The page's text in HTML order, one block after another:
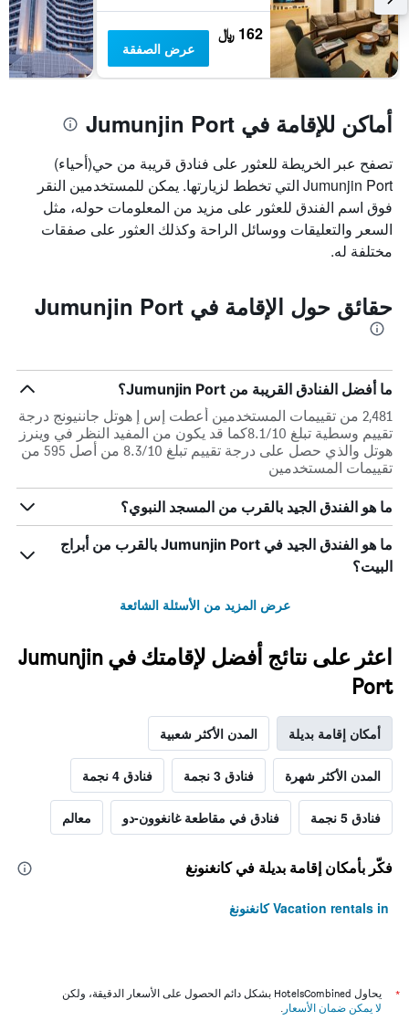
162 ﷼
عرض الصفقة
أماكن للإقامة في Jumunjin Port
تصفح عبر الخريطة للعثور على فنادق قريبة من حي(أحياء)
Jumunjin Port التي تخطط لزيارتها. يمكن للمستخدمين النقر
فوق اسم الفندق للعثور على مزيد من المعلومات حوله، مثل
السعر والتعليقات ووسائل الراحة وكذلك العثور على صفقات
مختلفة له.
حقائق حول الإقامة في Jumunjin Port
ما أفضل الفنادق القريبة من Jumunjin Port؟
2,481 من تقييمات المستخدمين أعطت إس إ هوتل جاننيونج درجة
تقييم وسطية تبلغ 8.1/10كما قد يكون من المفيد النظر في وينرز
هوتل والذي حصل على درجة تقييم تبلغ 8.3/10 من أصل 595 من
تقييمات المستخدمين
ما هو الفندق الجيد بالقرب من المسجد النبوي؟
ما هو الفندق الجيد في Jumunjin Port بالقرب من أبراج
البيت؟
عرض المزيد من الأسئلة الشائعة
اعثر على نتائج أفضل لإقامتك في Jumunjin
Port
أمكان إقامة بديلة المدن الأكثر شعبية
المدن الأكثر شهرة فنادق 3 نجمة فنادق 4 نجمة
فنادق 5 نجمة فنادق في مقاطعة غانغوون-دو معالم
فكّر بأمكان إقامة بديلة في كانغنونغ
Vacation rentals in كانغنونغ
*
يحاول HotelsCombined بشكل دائم الحصول على الأسعار الدقيقة، ولكن
لا يمكن ضمان الأسعار .